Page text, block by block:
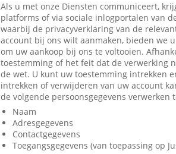
Als u met onze Diensten communiceert,
platforms of via sociale inlogportalen van
waarbij de privacyverklaring van de
account bij ons wilt aanmaken, bieden we
om uw aankoop bij ons te voltooien.
toestemming of het feit dat de verwerking
de wet. U kunt uw toestemming intrekken
intrekken of verwijderen van uw account
de volgende persoonsgegevens verwerken
Naam
Adresgegevens
Contactgegevens
Toegangsgegevens (van toepassing op